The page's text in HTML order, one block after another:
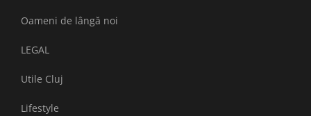
Oameni de lângă noi
LEGAL
Utile Cluj
Lifestyle